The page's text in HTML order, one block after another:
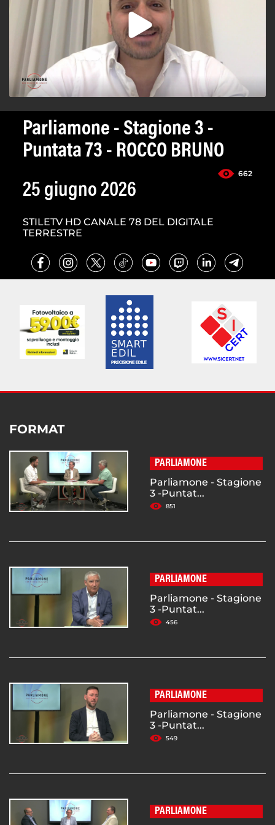
Parliamone - Stagione 3 -
Puntata 73 - ROCCO BRUNO
662
25 giugno 2026
STILETV HD CANALE 78 DEL DIGITALE
TERRESTRE
FORMAT
PARLIAMONE
Parliamone - Stagione
3 -Puntat...
851
PARLIAMONE
Parliamone - Stagione
3 -Puntat...
456
PARLIAMONE
Parliamone - Stagione
3 -Puntat...
549
PARLIAMONE